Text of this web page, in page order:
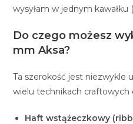
wysyłam w jednym
Do czego możesz
mm Aksa?
Ta szerokość jest niezwykle
wielu technikach craftowych
Haft wstążeczkowy